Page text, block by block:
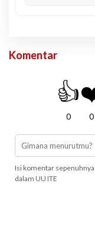
Komentar
👍
0 0
Isi komentar
dalam UU ITE